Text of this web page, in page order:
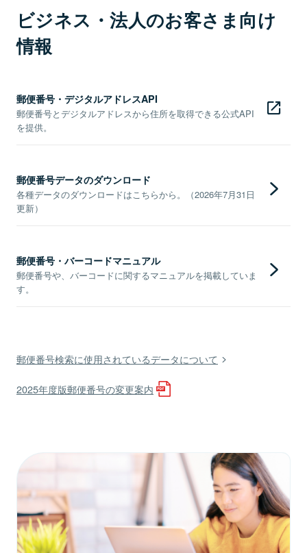
ビジネス・法人のお客さま向け
情報
郵便番号・デジタルアドレスAPI
郵便番号とデジタルアドレスから住所を取得できる公式API
を提供。
郵便番号データのダウンロード
各種データのダウンロードはこちらから。（2026年7月31日
更新）
郵便番号・バーコードマニュアル
郵便番号や、バーコードに関するマニュアルを掲載していま
す。
郵便番号検索に使用されているデータについて
2025年度版郵便番号の変更案内